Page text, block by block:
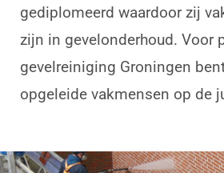
gediplomeerd waardoor zij
zijn in gevelonderhoud. Voor
gevelreiniging Groningen
opgeleide vakmensen op de